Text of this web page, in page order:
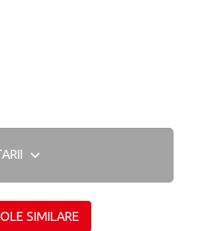
SIMILARE